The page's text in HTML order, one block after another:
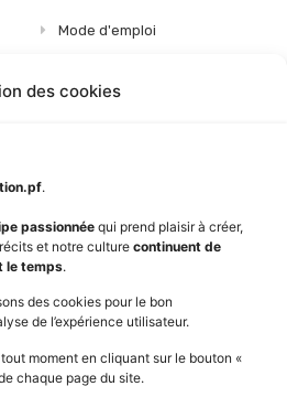
des cookies
.
passionnéequi prend plaisir à créer,
et notre culture continuent de
le temps.
des cookies pour le bon
de l’expérience utilisateur.
moment en cliquant sur le bouton «
chaque page du site.
Mode d'emploi
Mentions légales
www.education.pf
DE L'ÉDUCATION